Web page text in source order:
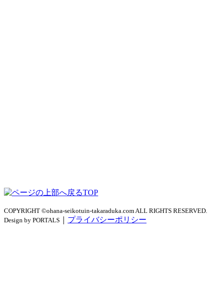
TOP
COPYRIGHT ©ohana-seikotuin-takaraduka.com ALL RIGHTS RESERVED.
Design by PORTALS
プライバシーポリシー